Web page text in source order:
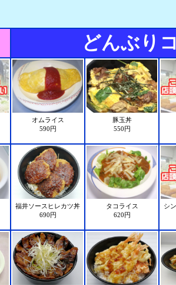
どんぶり
オムライス
590円
豚玉丼
550円
福井ソースヒレカツ丼
690円
タコライス
620円
シ